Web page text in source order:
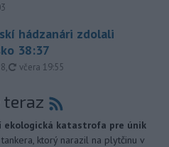
hádzanári zdolali
38:37
, aktualizované
včera 19:55
teraz
ekologická katastrofa pre únik
ktorý narazil na plytčinu v